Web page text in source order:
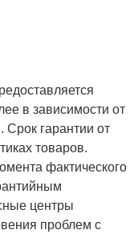
в зависимости от
Срок гарантии от
товаров.
фактического
центры
проблем с